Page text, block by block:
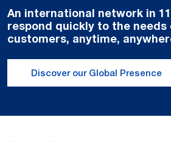
An international network in
respond quickly to the needs
customers, anytime,
Discover our Global Presence